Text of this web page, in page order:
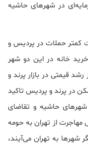
در شهرهای حاشیه
کمتر حملات در پردیس و
خانه در این دو شهر
قیمتی در بازار پرند و
در پرند و پردیس تاکید
حاشیه و تقاضای
از تهران به حومه
شهرها به تهران می‌آیند،